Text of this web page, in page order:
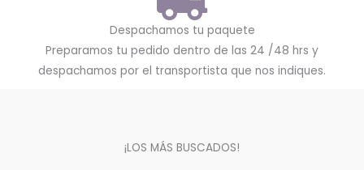
Despachamos tu paquete
Preparamos tu pedido dentro de las 24 /48 hrs y
despachamos por el transportista que nos indiques.
¡LOS MÁS BUSCADOS!